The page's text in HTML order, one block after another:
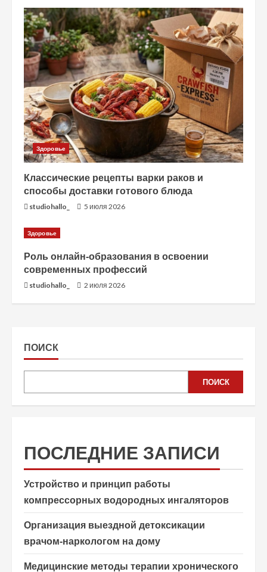
ч
т
е
н
и
е
Здоровье
Классические рецепты варки раков и
способы доставки готового блюда
studiohallo_ 5 июля 2026
Здоровье
Роль онлайн-образования в освоении
современных профессий
studiohallo_ 2 июля 2026
ПОИСК
ПОИСК
ПОСЛЕДНИЕ ЗАПИСИ
Устройство и принцип работы
компрессорных водородных ингаляторов
Организация выездной детоксикации
врачом-наркологом на дому
Медицинские методы терапии хронического